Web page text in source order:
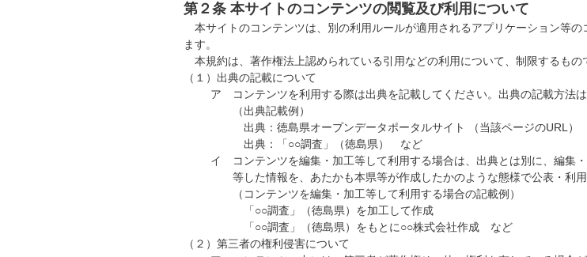
第２条 本サイトのコンテンツの閲覧及び利用について
本サイトのコンテンツは、別の利用ルールが適用されるアプリケーション等
ます。
本規約は、著作権法上認められている引用などの利用について、制限するもの
（１） 出典の記載について
ア
コンテンツを利用する際は出典を記載してください。出典の記載方法は
（出典記載例）
出典：徳島県オープンデータポータルサイト （当該ページのURL）
出典：「○○調査」（徳島県） など
イ
コンテンツを編集・加工等して利用する場合は、出典とは別に、編集
等した情報を、あたかも本県等が作成したかのような態様で公表・利
（コンテンツを編集・加工等して利用する場合の記載例）
「○○調査」（徳島県）を加工して作成
「○○調査」（徳島県）をもとに○○株式会社作成 など
（２） 第三者の権利侵害について